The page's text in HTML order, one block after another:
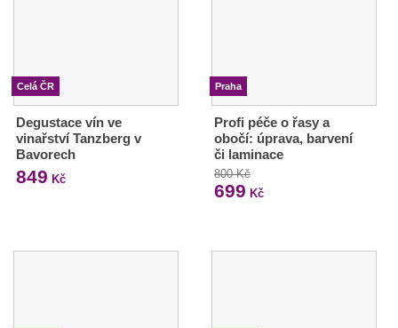
Celá ČR
Degustace vín ve
vinařství Tanzberg v
Bavorech
849 Kč
Praha
Profi péče o řasy a
obočí: úprava, barvení
či laminace
800 Kč
699 Kč